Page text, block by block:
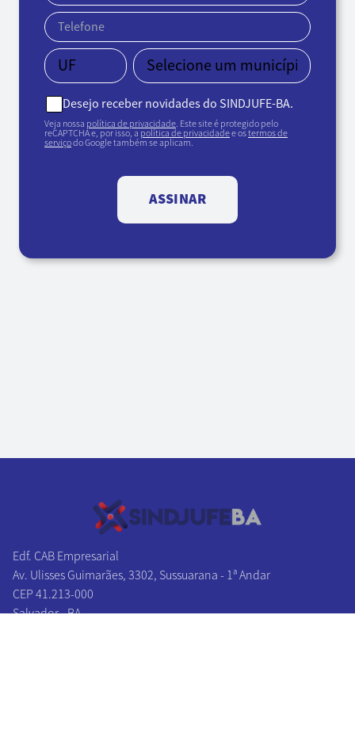
Desejo receber novidades do SINDJUFE-BA.
Veja nossa política de privacidade. Este site é protegido pelo
reCAPTCHA e, por isso, a política de privacidadee ostermos de
serviçodo Google também se aplicam.
ASSINAR
Edf. CAB Empresarial
Av. Ulisses Guimarães, 3302, Sussuarana - 1ª Andar
CEP 41.213-000
Salvador - BA